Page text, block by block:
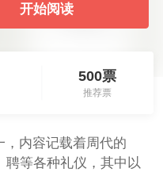
开始阅读
500票
推荐票
，内容记载着周代的
聘等各种礼仪，其中以